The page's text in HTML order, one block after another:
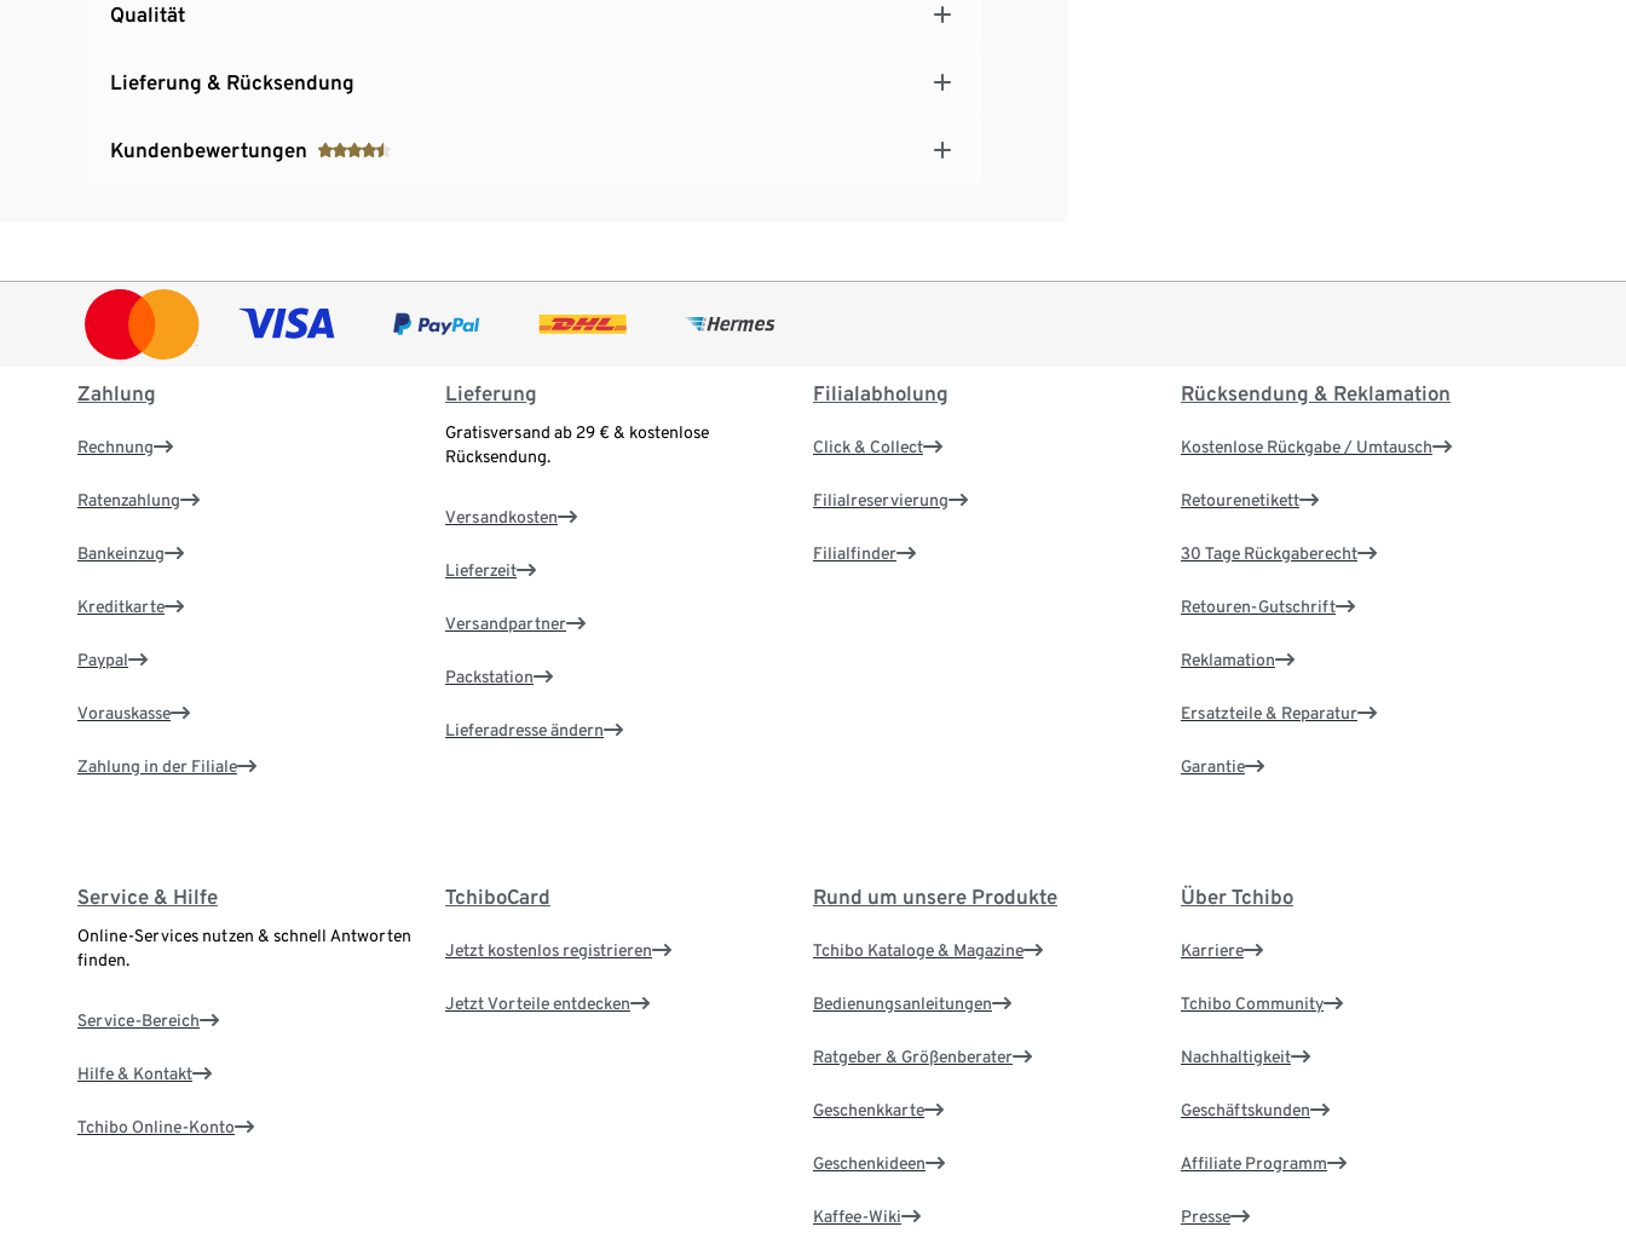
Qualität
Lieferung & Rücksendung
Kundenbewertungen
Zahlung
Rechnung
Ratenzahlung
Bankeinzug
Kreditkarte
Paypal
Vorauskasse
Zahlung in der Filiale
Lieferung
Gratisversand ab 29 € & kostenlose
Rücksendung.
Versandkosten
Lieferzeit
Versandpartner
Packstation
Lieferadresse ändern
Filialabholung
Click & Collect
Filialreservierung
Filialfinder
Rücksendung & Reklamation
Kostenlose Rückgabe / Umtausch
Retourenetikett
30 Tage Rückgaberecht
Retouren-Gutschrift
Reklamation
Ersatzteile & Reparatur
Garantie
Service & Hilfe
Online-Services nutzen & schnell Antworten
finden.
Service-Bereich
Hilfe & Kontakt
Tchibo Online-Konto
TchiboCard
Jetzt kostenlos registrieren
Jetzt Vorteile entdecken
Rund um unsere Produkte
Tchibo Kataloge & Magazine
Bedienungsanleitungen
Ratgeber & Größenberater
Geschenkkarte
Geschenkideen
Kaffee-Wiki
Über Tchibo
Karriere
Tchibo Community
Nachhaltigkeit
Geschäftskunden
Affiliate Programm
Presse